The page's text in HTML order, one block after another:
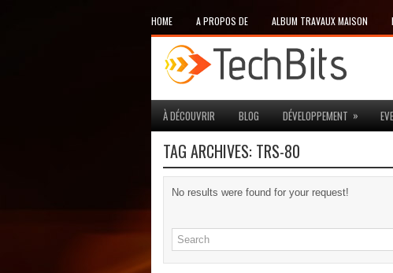
HOME A PROPOS DE ALBUM TRAVAUX MAISON
À DÉCOUVRIR BLOG DÉVELOPPEMENT »
TAG ARCHIVES: TRS-80
No results were found for your request!